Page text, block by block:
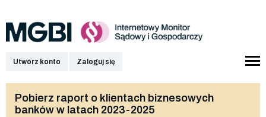
Utwórz konto Zaloguj się
Pobierz raport o klientach biznesowych
banków w latach 2023-2025